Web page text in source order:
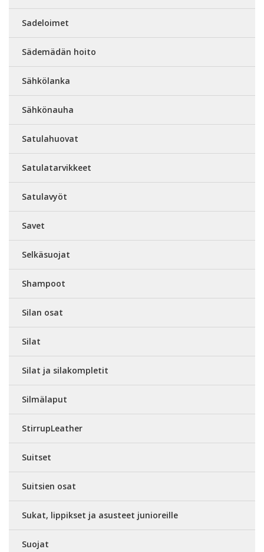
Sadeloimet
Sädemädän hoito
Sähkölanka
Sähkönauha
Satulahuovat
Satulatarvikkeet
Satulavyöt
Savet
Selkäsuojat
Shampoot
Silan osat
Silat
Silat ja silakompletit
Silmälaput
StirrupLeather
Suitset
Suitsien osat
Sukat, lippikset ja asusteet junioreille
Suojat